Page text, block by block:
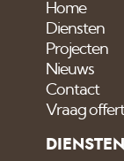
Home
Diensten
Projecten
Nieuws
Contact
Vraag
DIENSTEN